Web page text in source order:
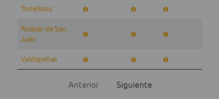
Tomelloso
Alcázar de San
Juan
Valdepeñas
Anterior Siguiente